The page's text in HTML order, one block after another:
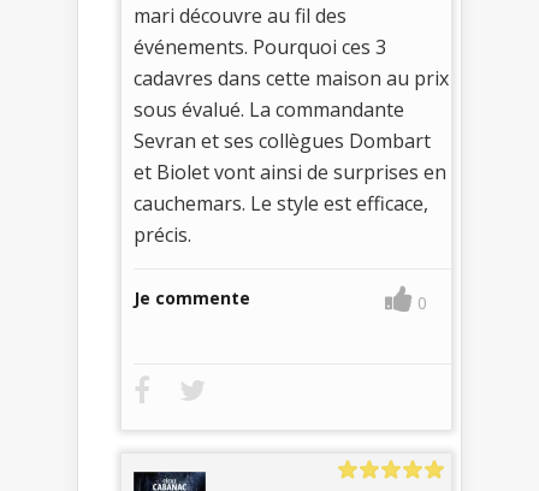
mari découvre au fil des
événements. Pourquoi ces 3
cadavres dans cette maison au prix
sous évalué. La commandante
Sevran et ses collègues Dombart
et Biolet vont ainsi de surprises en
cauchemars. Le style est efficace,
précis.
Je commente 0